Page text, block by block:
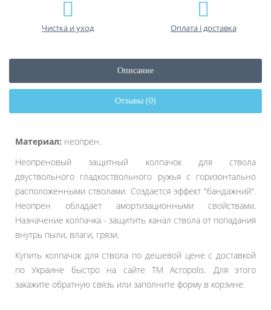
Чистка и уход Оплата і доставка
Описание
Отзывы (0)
Материал: неопрен.
Неопреновый защитный колпачок для ствола
двуствольного гладкоствольного ружья с горизонтально
расположенными стволами. Создается эффект "бандажний".
Неопрен обладает амортизационными свойствами.
Назначение колпачка - защитить канал ствола от попадания
внутрь пыли, влаги, грязи.
Купить колпачок для ствола по дешевой цене с доставкой
по Украине быстро на сайте ТМ Acropolis. Для этого
закажите обратную связь или заполните форму в корзине.